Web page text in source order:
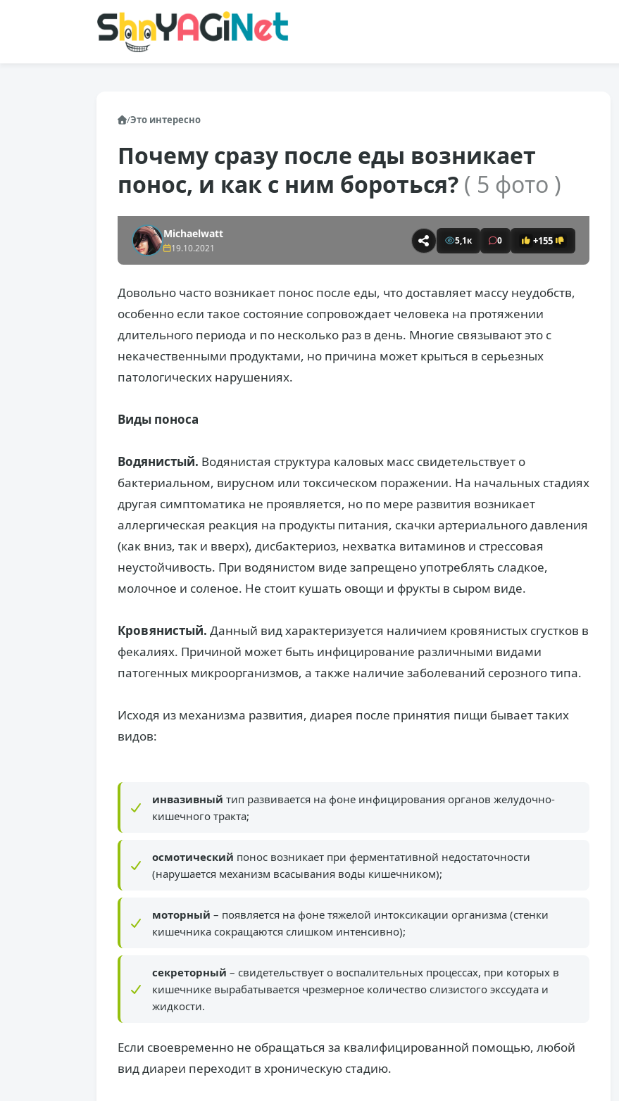
/Это интересно
Почему сразу после еды возникает
понос, и как с ним бороться? ( 5 фото )
Michaelwatt
19.10.2021
5,1к 0 +155
Довольно часто возникает понос после еды, что доставляет массу неудобств,
особенно если такое состояние сопровождает человека на протяжении
длительного периода и по несколько раз в день. Многие связывают это с
некачественными продуктами, но причина может крыться в серьезных
патологических нарушениях.
Виды поноса
Водянистый. Водянистая структура каловых масс свидетельствует о
бактериальном, вирусном или токсическом поражении. На начальных стадиях
другая симптоматика не проявляется, но по мере развития возникает
аллергическая реакция на продукты питания, скачки артериального давления
(как вниз, так и вверх), дисбактериоз, нехватка витаминов и стрессовая
неустойчивость. При водянистом виде запрещено употреблять сладкое,
молочное и соленое. Не стоит кушать овощи и фрукты в сыром виде.
Кровянистый. Данный вид характеризуется наличием кровянистых сгустков в
фекалиях. Причиной может быть инфицирование различными видами
патогенных микроорганизмов, а также наличие заболеваний серозного типа.
Исходя из механизма развития, диарея после принятия пищи бывает таких
видов:
инвазивный тип развивается на фоне инфицирования органов желудочно-
кишечного тракта;
осмотический понос возникает при ферментативной недостаточности
(нарушается механизм всасывания воды кишечником);
моторный – появляется на фоне тяжелой интоксикации организма (стенки
кишечника сокращаются слишком интенсивно);
секреторный – свидетельствует о воспалительных процессах, при которых в
кишечнике вырабатывается чрезмерное количество слизистого экссудата и
жидкости.
Если своевременно не обращаться за квалифицированной помощью, любой
вид диареи переходит в хроническую стадию.